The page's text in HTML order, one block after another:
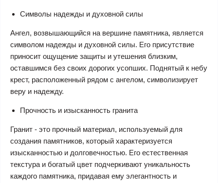
Символы надежды и духовной силы
Ангел, возвышающийся на вершине памятника, является
символом надежды и духовной силы. Его присутствие
приносит ощущение защиты и утешения близким,
оставшимся без своих дорогих усопших. Поднятый к небу
крест, расположенный рядом с ангелом, символизирует
веру и надежду.
Прочность и изысканность гранита
Гранит - это прочный материал, используемый для
создания памятников, который характеризуется
изысканностью и долговечностью. Его естественная
текстура и богатый цвет подчеркивают уникальность
каждого памятника, придавая ему элегантность и